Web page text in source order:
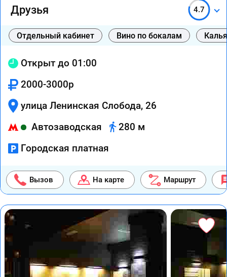
Друзья 4.7
Отдельный кабинет Вино по бокалам
Открыт до 01:00
2000-3000р
улица Ленинская Слобода, 26
Автозаводская
280 м
Городская платная
Вызов На карте Маршрут